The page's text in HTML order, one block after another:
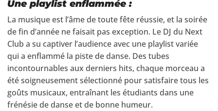
Une playlist enflammée :
La musique est l’âme de toute fête réussie, et la soirée
de fin d’année ne faisait pas exception. Le DJ du Next
Club a su captiver l’audience avec une playlist variée
qui a enflammé la piste de danse. Des tubes
incontournables aux derniers hits, chaque morceau a
été soigneusement sélectionné pour satisfaire tous les
goûts musicaux, entraînant les étudiants dans une
frénésie de danse et de bonne humeur.